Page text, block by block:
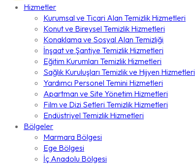
Hizmetler
Kurumsal ve Ticari Alan Temizlik Hizmetleri
Konut ve Bireysel Temizlik Hizmetleri
Konaklama ve Sosyal Alan Temizliği
İnşaat ve Şantiye Temizlik Hizmetleri
Eğitim Kurumları Temizlik Hizmetleri
Sağlık Kuruluşları Temizlik ve Hijyen Hizmetleri
Yardımcı Personel Temini Hizmetleri
Apartman ve Site Yönetim Hizmetleri
Film ve Dizi Setleri Temizlik Hizmetleri
Endüstriyel Temizlik Hizmetleri
Bölgeler
Marmara Bölgesi
Ege Bölgesi
İç Anadolu Bölgesi